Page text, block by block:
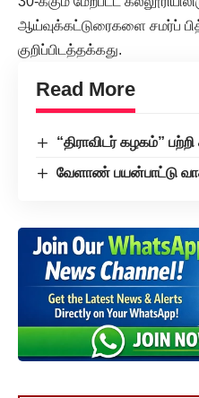
ஆய்வுக்கட்டுரைகளை சமர்ப்
குறிப்பிடத்தக்கது.
Read More
“திராவிடர் கழகம்”
வேளாண் பயன்பாட்டு